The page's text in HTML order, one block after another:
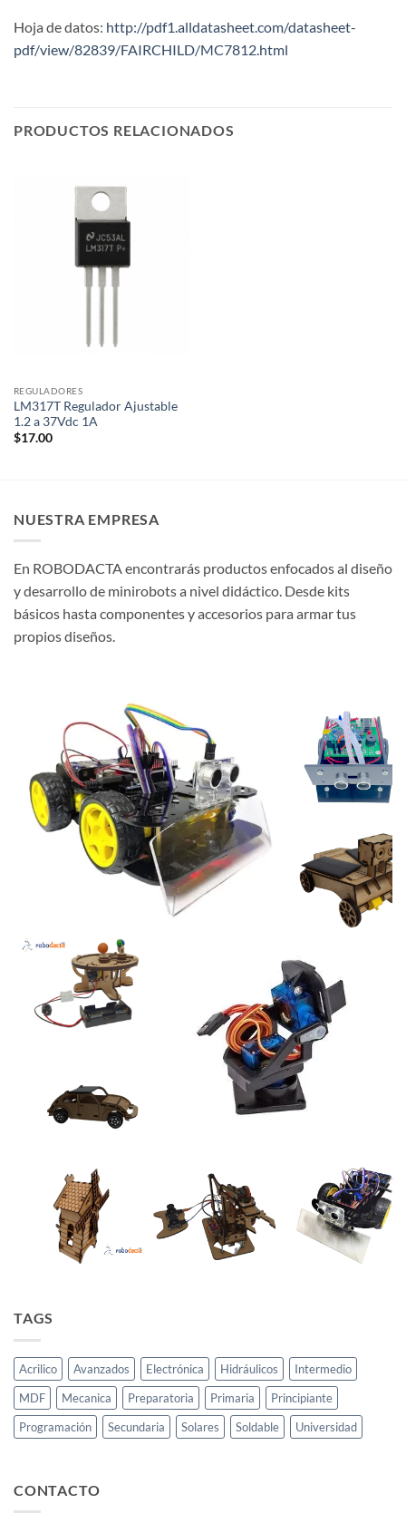
Hoja de datos: http://pdf1.alldatasheet.com/datasheet-
pdf/view/82839/FAIRCHILD/MC7812.html
PRODUCTOS RELACIONADOS
REGULADORES
LM317T Regulador Ajustable
1.2 a 37Vdc 1A
$17.00
NUESTRA EMPRESA
En ROBODACTA encontrarás productos enfocados al diseño
y desarrollo de minirobots a nivel didáctico. Desde kits
básicos hasta componentes y accesorios para armar tus
propios diseños.
TAGS
Acrilico Avanzados Electrónica Hidráulicos
Intermedio
MDF
Mecanica Preparatoria Primaria
Principiante
Programación
Secundaria Solares Soldable Universidad
CONTACTO